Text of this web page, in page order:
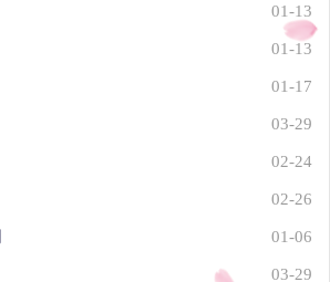
01-13
01-13
01-17
03-29
02-24
02-26
01-06
03-29